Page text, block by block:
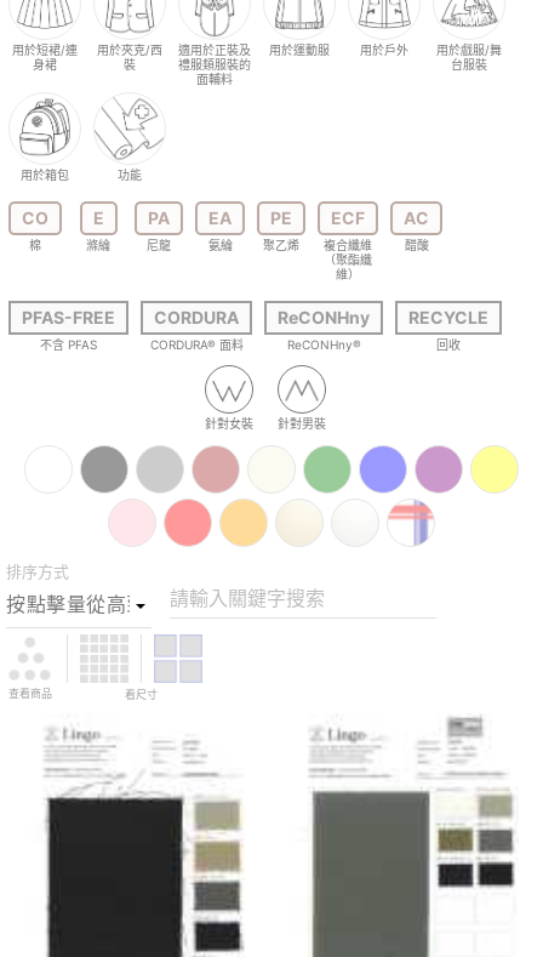
用於短裙/連
身裙
用於夾克/西
裝
適用於正裝及
禮服類服裝的
面輔料
用於運動服 用於戶外
用於戲服/舞
台服裝
用於箱包 功能
CO
棉
E
滌綸
PA
尼龍
EA
氨綸
PE
聚乙烯
ECF
複合纖維
（聚酯纖
維）
AC
醋酸
PFAS-FREE
不含 PFAS
CORDURA
CORDURA® 面料
ReCONHny
ReCONHny®
RECYCLE
回收
針對女裝 針對男裝
排序方式
請輸入關鍵字搜索
查看商品 看尺寸